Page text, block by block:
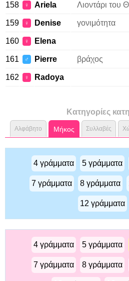
158 ♀ Ariela Λιοντάρι του
159 ♀ Denise γονιμότητα
160 ♀ Εlena
161 ♂ Pierre βράχος
162 ♀ Radoya
Κατηγορίες
Αλφάβητο Μήκος Συλλαβές
4 γράμματα 5 γράμματα
7 γράμματα 8 γράμματα
12 γράμματα
4 γράμματα 5 γράμματα
7 γράμματα 8 γράμματα